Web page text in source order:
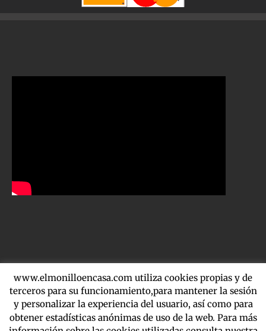
Copyright 2016-2020 El Molinillo | Martínez de la Riva 4, local 39
Madrid 91 138 67 15 - 622 279 962 | By
NetSolutions | Aviso Legal
www.elmonilloencasa.com utiliza cookies propias y de
terceros para su funcionamiento,para mantener la sesión
y personalizar la experiencia del usuario, así como para
obtener estadísticas anónimas de uso de la web. Para más